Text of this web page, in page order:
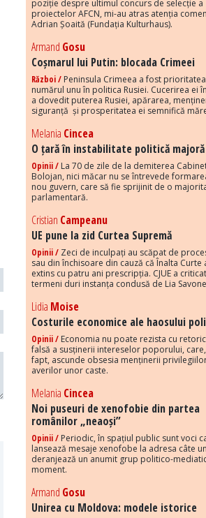
poziție despre ultimul concurs de selecție a
proiectelor AFCN, mi-au atras atenția
Adrian Șoaită (Fundația Kulturhaus).
Armand Gosu
Coșmarul lui Putin: blocada Crimeei
Război / Peninsula Crimeea a fost prioritatea
numărul unu în politica Rusiei. Cucerirea ei
a dovedit puterea Rusiei, apărarea,
siguranță și prosperitatea ei semnifică
Melania Cincea
O țară în instabilitate politică majoră
Opinii / La 70 de zile de la demiterea
Bolojan, nici măcar nu se întrevede
nou guvern, care să fie sprijinit de o
parlamentară.
Cristian Campeanu
UE pune la zid Curtea Supremă
Opinii / Zeci de inculpați au scăpat de
sau din închisoare din cauză că Înalta Curte
extins cu patru ani prescripția. CJUE a
termeni duri instanța condusă de Lia
Lidia Moise
Costurile economice ale haosului
Opinii / Economia nu poate rezista cu
falsă a susținerii intereselor poporului,
fapt, ascunde obsesia menținerii
averilor unor caste.
Melania Cincea
Noi puseuri de xenofobie din partea
românilor „neaoși”
Opinii / Periodic, în spațiul public sunt voci
lansează mesaje xenofobe la adresa câte
deranjează un anumit grup politico-
moment.
Armand Gosu
Unirea cu Moldova: modele istorice